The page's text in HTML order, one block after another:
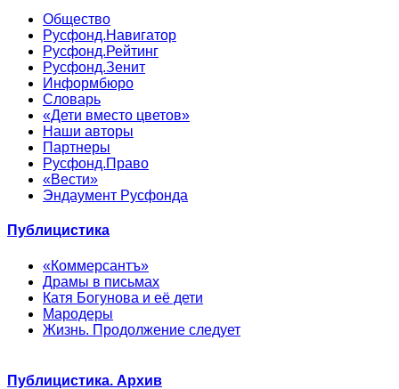
Общество
Русфонд.Навигатор
Русфонд.Рейтинг
Русфонд.Зенит
Информбюро
Словарь
«Дети вместо цветов»
Наши авторы
Партнеры
Русфонд.Право
«Вести»
Эндаумент Русфонда
Публицистика
«Коммерсантъ»
Драмы в письмах
Катя Богунова и её дети
Мародеры
Жизнь. Продолжение следует
Публицистика. Архив